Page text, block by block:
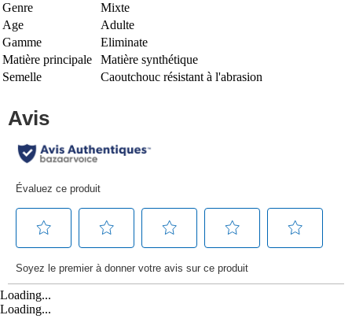
Genre
Mixte
Age
Adulte
Gamme
Eliminate
Matière principale
Matière synthétique
Semelle
Caoutchouc résistant à l'abrasion
Loading...
Loading...